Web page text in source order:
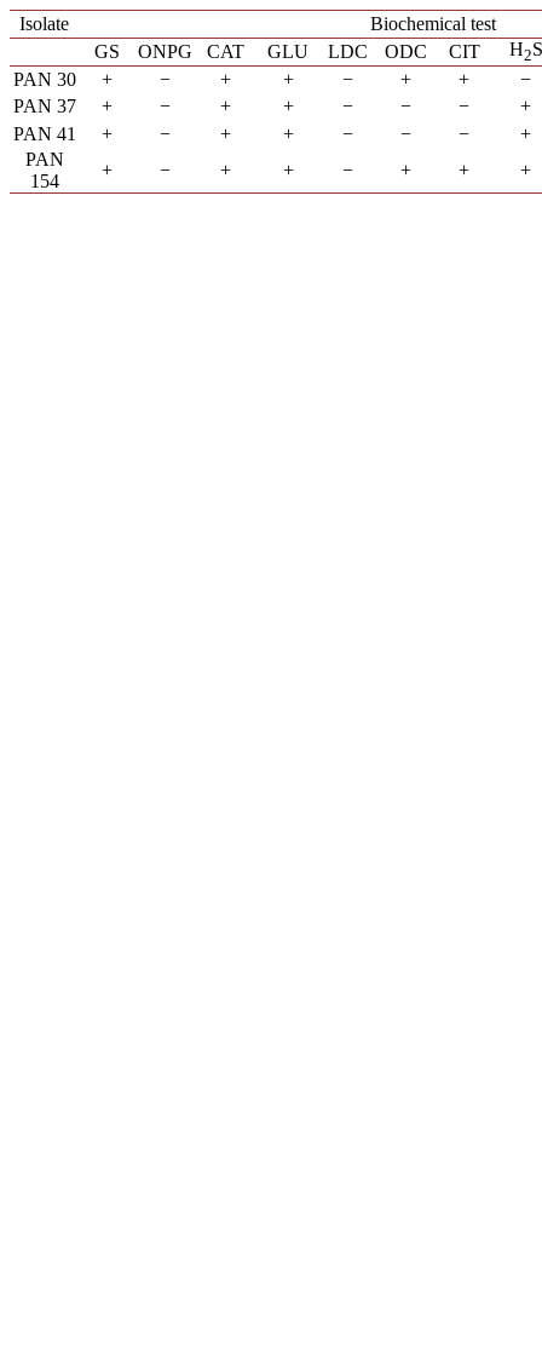
Isolate
Biochemical test
GS
ONPG CAT GLU LDC ODC CIT H2S
PAN 30
+ − + + − + +
−
PAN 37
+ − + + − − −
+
PAN 41
+ − + + − − −
+
PAN
154
+ − + + − + + +